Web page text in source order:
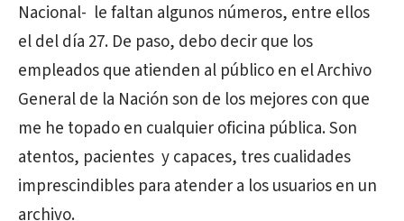
Nacional- le faltan algunos números, entre ellos
el del día 27. De paso, debo decir que los
empleados que atienden al público en el Archivo
General de la Nación son de los mejores con que
me he topado en cualquier oficina pública. Son
atentos, pacientes y capaces, tres cualidades
imprescindibles para atender a los usuarios en un
archivo.